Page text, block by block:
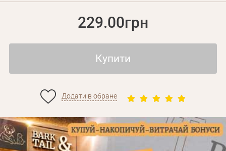
229.00грн
Купити
Додати в обране
Особисті дані